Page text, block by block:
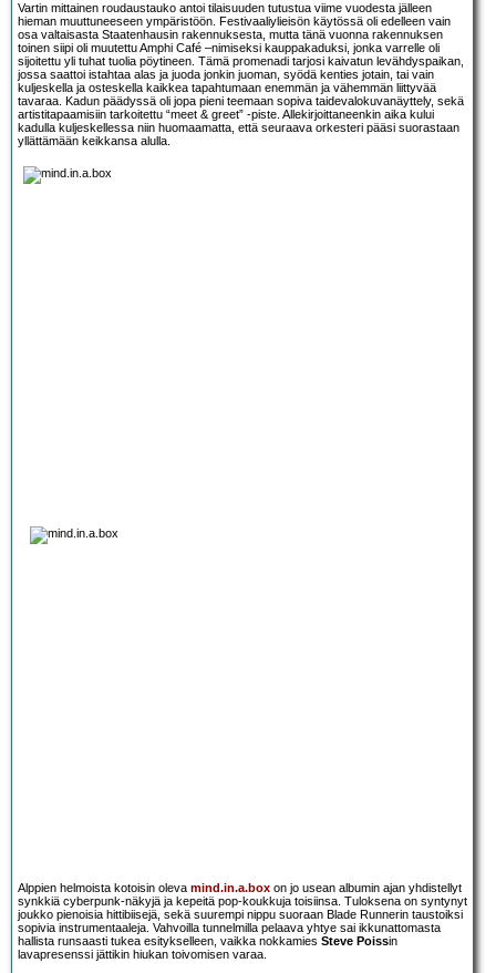
Vartin mittainen roudaustauko antoi tilaisuuden tutustua viime vuodesta jälleen
hieman muuttuneeseen ympäristöön. Festivaaliylieisön käytössä oli edelleen vain
osa valtaisasta Staatenhausin rakennuksesta, mutta tänä vuonna rakennuksen
toinen siipi oli muutettu Amphi Café –nimiseksi kauppakaduksi, jonka varrelle oli
sijoitettu yli tuhat tuolia pöytineen. Tämä promenadi tarjosi kaivatun levähdyspaikan,
jossa saattoi istahtaa alas ja juoda jonkin juoman, syödä kenties jotain, tai vain
kuljeskella ja osteskella kaikkea tapahtumaan enemmän ja vähemmän liittyvää
tavaraa. Kadun päädyssä oli jopa pieni teemaan sopiva taidevalokuvanäyttely, sekä
artistitapaamisiin tarkoitettu “meet & greet” -piste. Allekirjoittaneenkin aika kului
kadulla kuljeskellessa niin huomaamatta, että seuraava orkesteri pääsi suorastaan
yllättämään keikkansa alulla.
Alppien helmoista kotoisin oleva mind.in.a.box on jo usean albumin ajan yhdistellyt
synkkiä cyberpunk-näkyjä ja kepeitä pop-koukkuja toisiinsa. Tuloksena on syntynyt
joukko pienoisia hittibiisejä, sekä suurempi nippu suoraan Blade Runnerin taustoiksi
sopivia instrumentaaleja. Vahvoilla tunnelmilla pelaava yhtye sai ikkunattomasta
hallista runsaasti tukea esitykselleen, vaikka nokkamies Steve Poissin
lavapresenssi jättikin hiukan toivomisen varaa.